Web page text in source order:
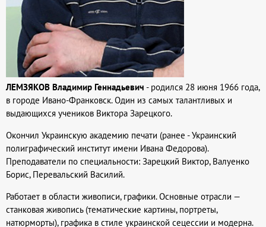
ЛЕМЗЯКОВ Владимир Геннадьевич - родился 28 июня 1966 года,
в городе Ивано-Франковск. Один из самых талантливых и
выдающихся учеников Виктора Зарецкого.
Окончил Украинскую академию печати (ранее - Украинский
полиграфический институт имени Ивана Федорова).
Преподаватели по специальности: Зарецкий Виктор, Валуенко
Борис, Перевальский Василий.
Работает в области живописи, графики. Основные отрасли —
станковая живопись (тематические картины, портреты,
натюрморты), графика в стиле украинской сецессии и модерна.